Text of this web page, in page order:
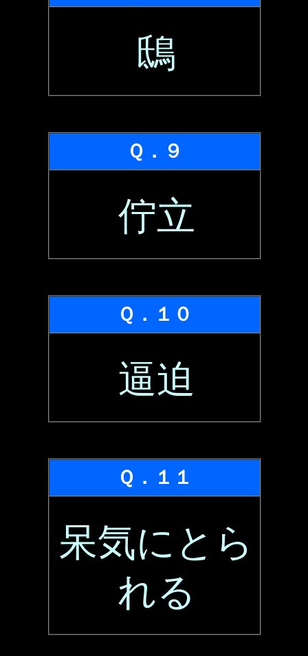
鴟
Ｑ．９
佇立
Ｑ．１０
逼迫
Ｑ．１１
呆気にとら
れる